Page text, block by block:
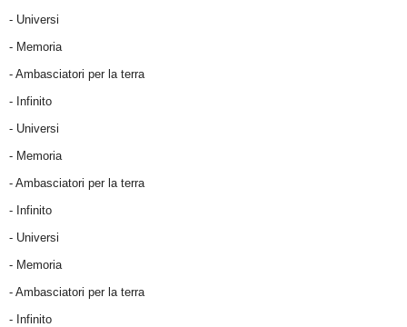
- Universi
- Memoria
- Ambasciatori per la terra
- Infinito
- Universi
- Memoria
- Ambasciatori per la terra
- Infinito
- Universi
- Memoria
- Ambasciatori per la terra
- Infinito